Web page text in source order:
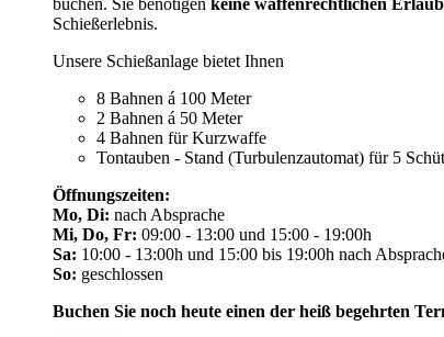
Schießerlebnis.
Unsere Schießanlage bietet Ihnen
8 Bahnen á 100 Meter
2 Bahnen á 50 Meter
4 Bahnen für Kurzwaffe
Tontauben - Stand (Turbulenzautomat) für 5
Öffnungszeiten:
Mo, Di: nach Absprache
Mi, Do, Fr: 09:00 - 13:00 und 15:00 - 19:00h
Sa: 10:00 - 13:00h und 15:00 bis 19:00h nach
So: geschlossen
Buchen Sie noch heute einen der heiß begehrten